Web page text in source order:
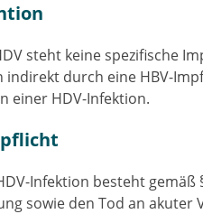
steht keine spezifische
indirekt durch eine HBV-
einer HDV-Infektion.
Infektion besteht gemäß
sowie den Tod an akuter